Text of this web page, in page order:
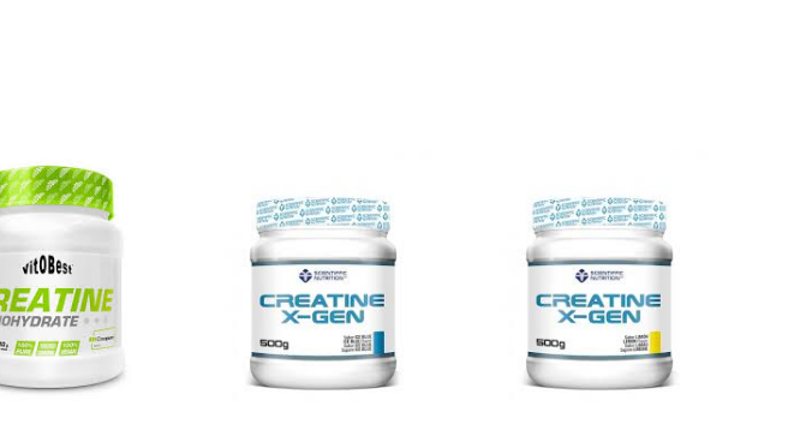
AL CARRITO AÑADIR AL CARRITO AÑADIR AL CARRITO